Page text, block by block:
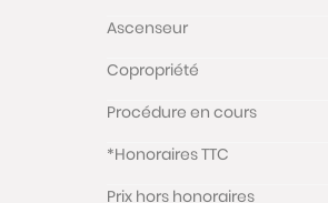
Ascenseur
Copropriété
Procédure en cours
*Honoraires TTC
Prix hors honoraires